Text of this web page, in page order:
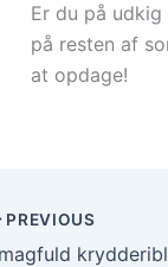
Er du på
på resten af
at opdage!
PREVIOUS